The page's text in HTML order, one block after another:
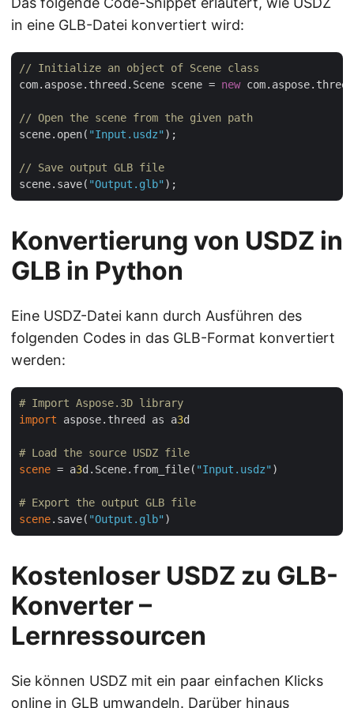
in eine GLB-Datei konvertiert wird:
// Initialize an object of Scene class
com.aspose.threed.Scene scene = new
// Open the scene from the given path
scene.open( "Input.usdz" );
// Save output GLB file
scene.save( "Output.glb"
Konvertierung von USDZ in
GLB in Python
Eine USDZ-Datei kann durch Ausführen des
folgenden Codes in das GLB-Format konvertiert
werden:
# Import Aspose.3D library
import aspose.threed as a3d
# Load the source USDZ file
scene = a3d.Scene.from_file( "Input.usdz" )
# Export the output GLB file
scene.save( "Output.glb"
Kostenloser USDZ zu GLB-
Konverter –
Lernressourcen
Sie können USDZ mit ein paar einfachen Klicks
online in GLB umwandeln. Darüber hinaus